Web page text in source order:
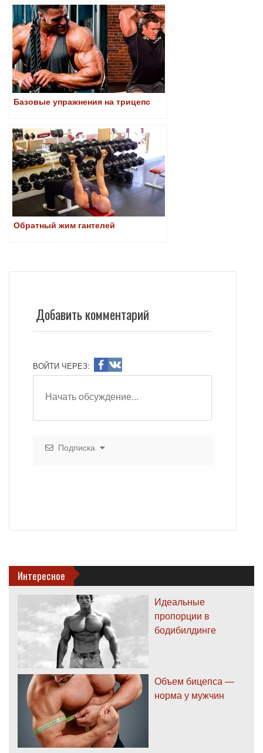
Базовые упражнения на трицепс
Обратный жим гантелей
Добавить комментарий
ВОЙТИ ЧЕРЕЗ:
Подписка
Интересное
Идеальные
пропорции в
бодибилдинге
Объем бицепса —
норма у мужчин